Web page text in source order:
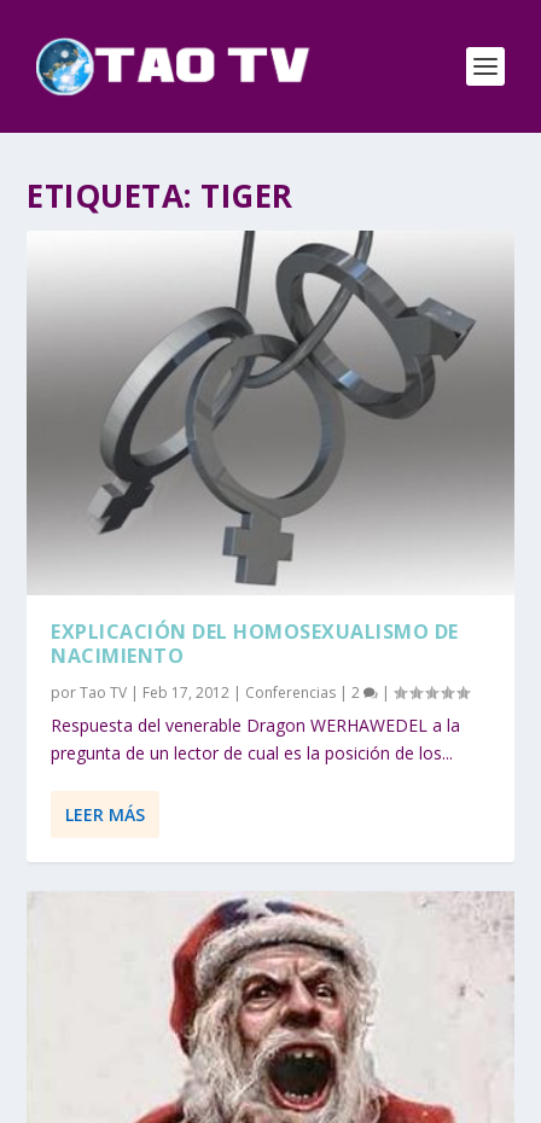
ETIQUETA: TIGER
EXPLICACIÓN DEL HOMOSEXUALISMO DE
NACIMIENTO
porTao TV | Feb 17, 2012 | Conferencias |2 |
Respuesta del venerable Dragon WERHAWEDEL a la
pregunta de un lector de cual es la posición de los...
LEER MÁS